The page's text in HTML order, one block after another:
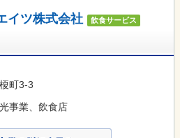
イツ株式会社 飲食サービス
町3-3
事業、飲食店